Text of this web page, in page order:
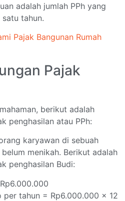
adalah jumlah PPh yang
tahun.
Pajak Bangunan Rumah
Pajak
berikut adalah
penghasilan atau PPh:
karyawan di sebuah
menikah. Berikut adalah
penghasilan Budi:
per tahun = Rp6.000.000 x 12